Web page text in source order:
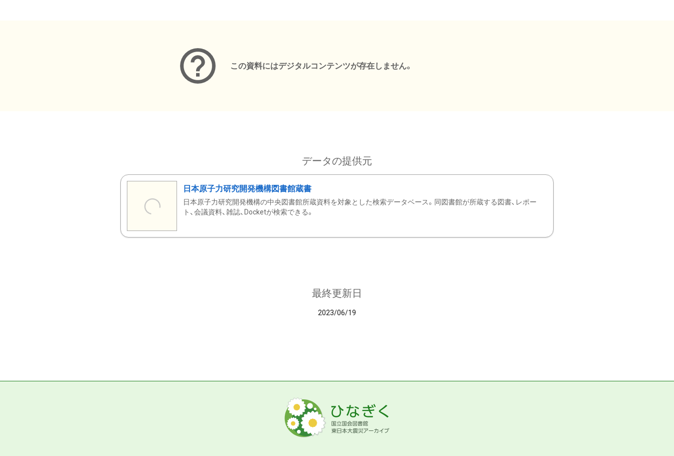
この資料にはデジタルコンテンツが存在しません。
データの提供元
日本原子力研究開発機構図書館蔵書
日本原子力研究開発機構の中央図書館所蔵資料を対象とした検索データベース。同図書館が所蔵する図書、レポー
ト、会議資料、雑誌、Docketが検索できる。
最終更新日
2023/06/19